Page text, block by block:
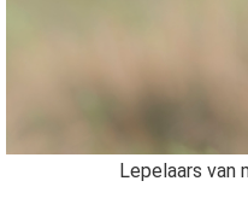
Lepelaars